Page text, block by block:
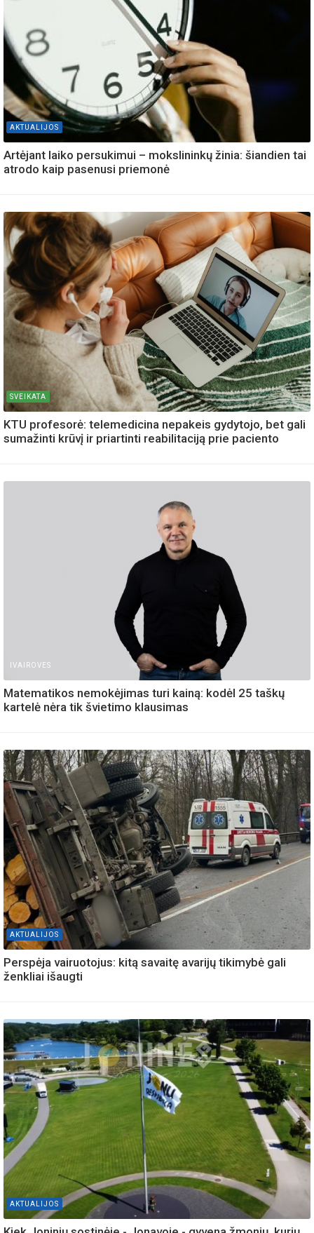
AKTUALIJOS
Artėjant laiko persukimui – mokslininkų žinia: šiandien tai
atrodo kaip pasenusi priemonė
SVEIKATA
KTU profesorė: telemedicina nepakeis gydytojo, bet gali
sumažinti krūvį ir priartinti reabilitaciją prie paciento
IVAIROVES
Matematikos nemokėjimas turi kainą: kodėl 25 taškų
kartelė nėra tik švietimo klausimas
AKTUALIJOS
Perspėja vairuotojus: kitą savaitę avarijų tikimybė gali
ženkliai išaugti
AKTUALIJOS